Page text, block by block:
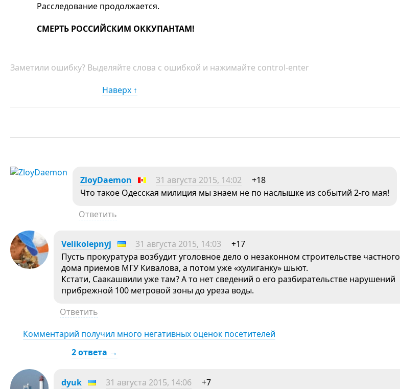
Расследование продолжается.
СМЕРТЬ РОССИЙСКИМ ОККУПАНТАМ!
Заметили ошибку? Выделяйте слова с ошибкой и нажимайте control-enter
Наверх ↑
ZloyDaemon 31 августа 2015, 14:02
+18
Что такое Одесская милиция мы знаем не по наслышке из событий 2-го мая!
Ответить
Velikolepnyj 31 августа 2015, 14:03
+17
Пусть прокуратура возбудит уголовное дело о незаконном строительстве частного
дома приемов МГУ Кивалова, а потом уже «хулиганку» шьют.
Кстати, Саакашвили уже там? А то нет сведений о его разбирательстве нарушений
прибрежной 100 метровой зоны до уреза воды.
Ответить
Комментарий получил много негативных оценок посетителей
2 ответа →
dyuk 31 августа 2015, 14:06
+7